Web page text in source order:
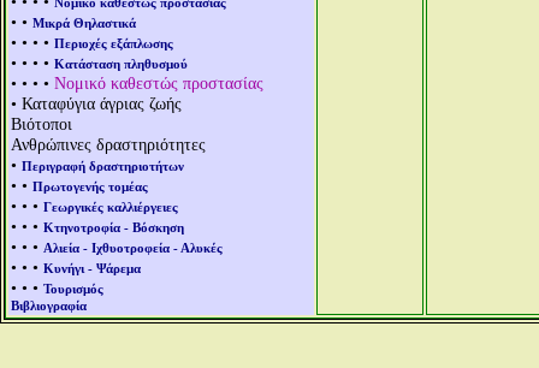
• • Μικρά Θηλαστικά
• • • • Περιοχές εξάπλωσης
• • • • Κατάσταση πληθυσμού
• • • • Νομικό καθεστώς προστασίας
• Καταφύγια άγριας ζωής
Βιότοποι
Ανθρώπινες δραστηριότητες
• Περιγραφή δραστηριοτήτων
• • Πρωτογενής τομέας
• • • Γεωργικές καλλιέργειες
• • • Κτηνοτροφία - Βόσκηση
• • • Αλιεία - Ιχθυοτροφεία - Αλυκές
• • • Κυνήγι - Ψάρεμα
• • • Τουρισμός
Βιβλιογραφία